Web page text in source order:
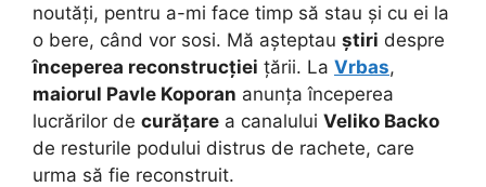
noutăți, pentru a-mi face timp să stau și cu ei la
o bere, când vor sosi. Mă așteptau știri despre
începerea reconstrucției țării. La Vrbas,
maiorul Pavle Koporan anunța începerea
lucrărilor de curățare a canalului Veliko Backo
de resturile podului distrus de rachete, care
urma să fie reconstruit.